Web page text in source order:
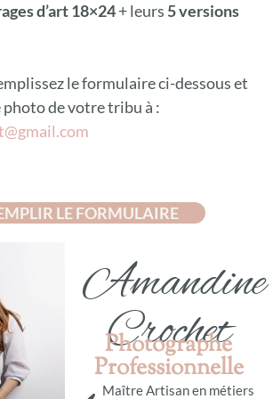
d’art 18×24+ leurs 5 versions
le formulaire ci-dessous et
de votre tribu à :
LE FORMULAIRE
Amandine
Crochet
Photographe
Professionnelle
Maître Artisan en métiers